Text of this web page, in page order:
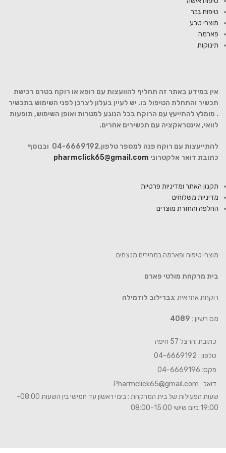
טיפוח גבר
מוצרי טבע
פארמה
תינוקות
אין במידע באתר זה תחליף להוועצות עם רופא או רוקח בטרם רכישת
תכשיר והתחלת הטיפול בו. יש לעיין בעלון לצרכן לפני השימוש בתכשיר
. מומלץ להתייעץ עם הרוקח בכל הנוגע למטרות ואופן השימוש, תופעות
לוואי, אינטראקציה עם תכשירים אחרים.
להתייעצות עם רוקח פנה למספר טלפון.04-6669192 ובנוסף
כתובת דואר אלקטרוני pharmclick65@gmail.com
תקנון האתר ומדיניות פרטיות
מדיניות משלוחים
החלפה והחזרת מוצרים
מוצרי טיפוח ופארמה במחירים מנצחים
בית מרקחת מולטי פארם
רוקחת אחראית :גברילוב לודמילה
מס רשיון : 4089
כתובת :הרצל 57 חיפה
טלפון : 04-6669192
פקס: 04-6669196
דואל : Pharmclick65@gmail.com
שעות הפעילות של בית המרקחת : בימי ראשון עד חמישי בין השעות 08:00-
19:00 ביום שישי 08:00-15:00